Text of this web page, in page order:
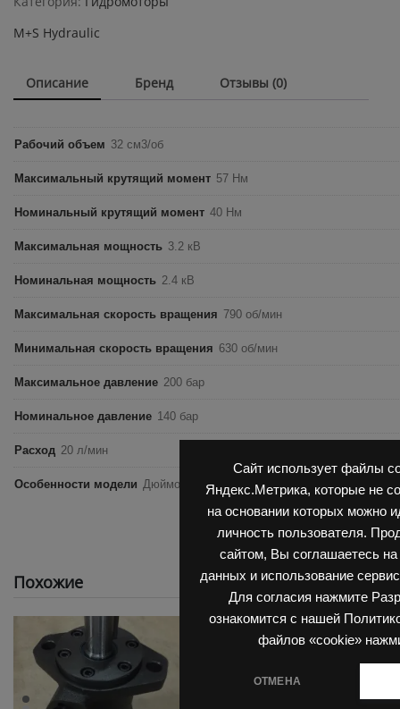
Сайт использует файлы
Яндекс.Метрика, которые не
на основании которых можно
личность пользователя.
сайтом, Вы соглашаетесь на
данных и использование
Для согласия нажмите
ознакомится с нашей
файлов «cookie»
ОТМЕНА
quantity
M+S Hydraulic
Описание Бренд Отзывы (0)
Рабочий объем 32 см3/об
Максимальный крутящий момент 57 Нм
Номинальный крутящий момент 40 Нм
Максимальная мощность 3.2 кВ
Номинальная мощность 2.4 кВ
Максимальная скорость вращения 790 об/мин
Минимальная скорость вращения 630 об/мин
Максимальное давление 200 бар
Номинальное давление 140 бар
Расход 20 л/мин
Особенности модели Дюймовый размер, Вал 16 мм, Овальный
Похожие